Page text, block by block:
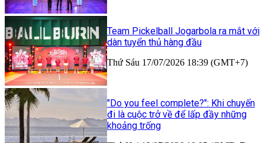
Team Pickelball Jogarbola ra mắt với
dàn tuyển thủ hàng đầu
Thứ Sáu 17/07/2026 18:39 (GMT+7)
"Do you feel complete?": Khi chuyến
đi là cuộc trở về để lấp đầy những
khoảng trống